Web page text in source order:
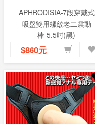
APHRODISIA-7段穿戴式
吸盤雙用螺紋老二震動
棒-5.5吋(黑)
$860元